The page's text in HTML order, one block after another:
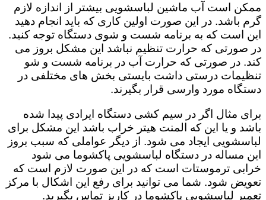
ممکن است آب ماشین لباسشویی بیشتر از اندازه لازم
گرم باشد. در این صورت اولین کاری که باید انجام دهید
این است که به برنامه شست و شوی دستگاه توجه کنید.
در صورتی که حرارت تنظیم نباشد این مشکل بروز می
کند. در صورتی که حرارت آب در برنامه شست و شو
تنظیمات درستی داشت بایستی بخش های مختلفی در
دستگاه مورد وارسی قرار بگیرند.
برای مثال اگر در سیم کشی دستگاه ایرادی پیدا شده
باشد و یا این که المنت هیتر خراب باشد این مشکل برای
لباسشویی ایجاد می شود. از دیگر عواملی که سبب بروز
این مساله در دستگاه لباسشویی پاکشوما می شود
خرابی ترموستات است که در این صورت لازم است که
تعویض شود. شما می توانید برای رفع این اشکال با مرکز
تعمیر لباسشویی پاکشوما در کاریز تماس بگیرید.